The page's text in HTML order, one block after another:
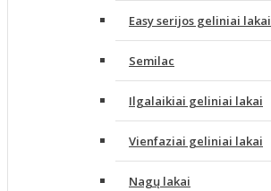
Easy serijos geliniai lakai
Semilac
Ilgalaikiai geliniai lakai
Vienfaziai geliniai lakai
Nagų lakai